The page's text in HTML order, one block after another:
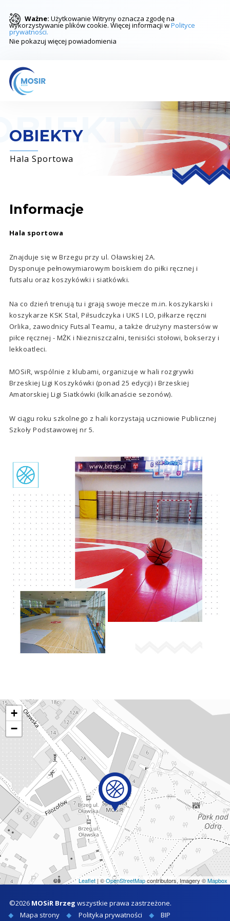
Ważne: Użytkowanie Witryny oznacza zgodę na
wykorzystywanie plików cookie. Więcej informacji wPolityce
prywatności.
Nie pokazuj więcej powiadomienia
OBIEKTY
Hala Sportowa
Informacje
Hala sportowa
Znajduje się w Brzegu przy ul. Oławskiej 2A.
Dysponuje pełnowymiarowym boiskiem do piłki ręcznej i
futsalu oraz koszykówki i siatkówki.
Na co dzień trenują tu i grają swoje mecze m.in. koszykarski i
koszykarze KSK Stal, Piłsudczyka i UKS I LO, piłkarze ręczni
Orlika, zawodnicy Futsal Teamu, a także drużyny mastersów w
piłce ręcznej - MŻK i Niezniszczalni, tenisiści stołowi, bokserzy i
lekkoatleci.
MOSiR, wspólnie z klubami, organizuje w hali rozgrywki
Brzeskiej Ligi Koszykówki (ponad 25 edycji) i Brzeskiej
Amatorskiej Ligi Siatkówki (kilkanaście sezonów).
W ciągu roku szkolnego z hali korzystają uczniowie Publicznej
Szkoły Podstawowej nr 5.
+
−
Leaflet| ©OpenStreetMapcontributors, Imagery ©Mapbox
©2026 MOSiR Brzeg wszystkie prawa zastrzeżone.
Mapa strony
Polityka prywatności BIP